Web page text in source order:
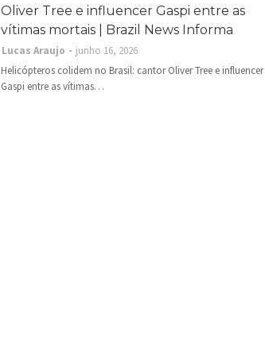
Oliver Tree e influencer Gaspi entre as
vítimas mortais | Brazil News Informa
Lucas Araujo
junho 16, 2026
Helicópteros colidem no Brasil: cantor Oliver Tree e influencer
Gaspi entre as vítimas…